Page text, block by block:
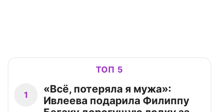
ТОП 5
1
«Всё, потеряла я мужа»:
Ивлеева подарила Филиппу